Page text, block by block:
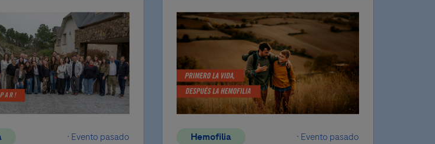
Evento pasado Hemofilia Evento pasado